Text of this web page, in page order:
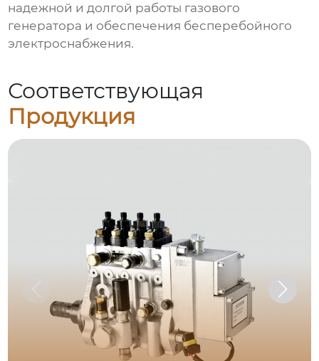
надежной и долгой работы газового
генератора и обеспечения бесперебойного
электроснабжения.
Соответствующая
Продукция